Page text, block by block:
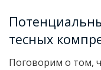
тесных
Поговорим о том,